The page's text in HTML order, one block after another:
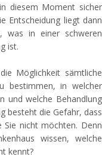
diesem Moment sicher
Entscheidung liegt dann
was in einer schweren
ist.
Möglichkeit sämtliche
bestimmen, in welcher
und welche Behandlung
besteht die Gefahr, dass
Sie nicht möchten. Denn
wissen, welche
kennt?